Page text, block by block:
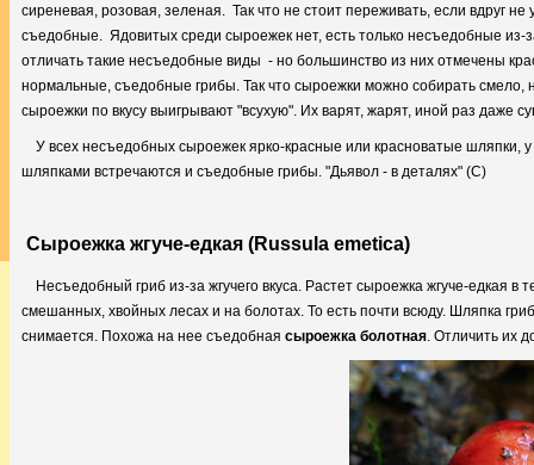
сиреневая, розовая, зеленая. Так что не стоит переживать, если вдруг
съедобные. Ядовитых среди сыроежек нет, есть только несъедобные из-
отличать такие несъедобные виды - но большинство из них отмечены
нормальные, съедобные грибы. Так что сыроежки можно собирать смело,
сыроежки по вкусу выигрывают "всухую". Их варят, жарят, иной раз даже
У всех несъедобных сыроежек ярко-красные или красноватые шляпки,
шляпками встречаются и съедобные грибы. "Дьявол - в деталях" (С)
Сыроежка жгуче-едкая (Russula emetica)
Несъедобный гриб из-за жгучего вкуса. Растет сыроежка жгуче-едкая
смешанных, хвойных лесах и на болотах. То есть почти всюду. Шляпка
снимается. Похожа на нее съедобная сыроежка болотная. Отличить их